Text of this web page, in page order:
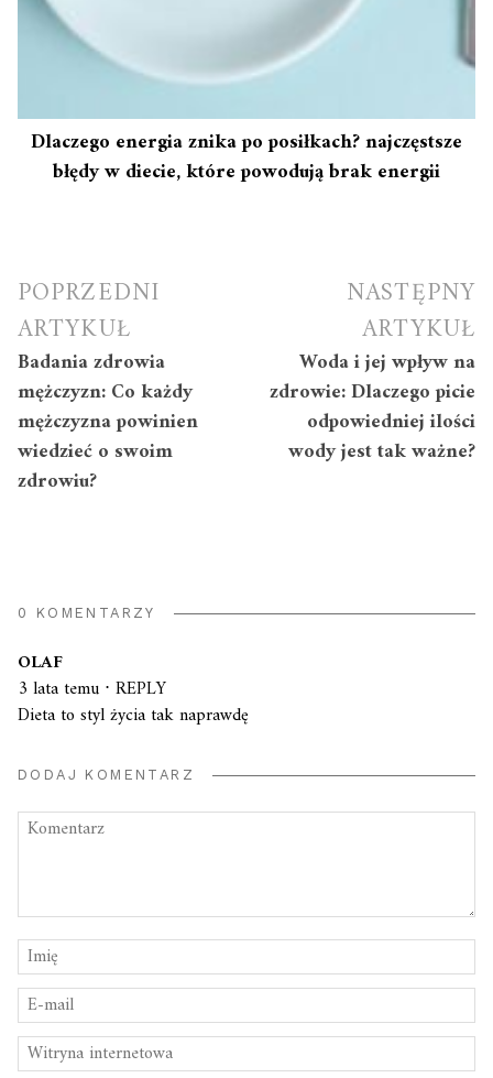
Dlaczego energia znika po posiłkach? najczęstsze
błędy w diecie, które powodują brak energii
Nawigacja
wpisu
POPRZEDNI
ARTYKUŁ
Badania zdrowia
mężczyzn: Co każdy
mężczyzna powinien
wiedzieć o swoim
zdrowiu?
NASTĘPNY
ARTYKUŁ
Woda i jej wpływ na
zdrowie: Dlaczego picie
odpowiedniej ilości
wody jest tak ważne?
0 KOMENTARZY
OLAF
3 lata temu ⋅ REPLY
Dieta to styl życia tak naprawdę
DODAJ KOMENTARZ